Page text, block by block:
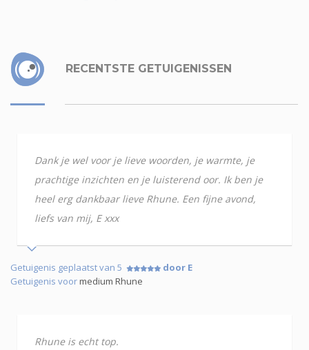
RECENTSTE GETUIGENISSEN
Dank je wel voor je lieve woorden, je warmte, je
prachtige inzichten en je luisterend oor. Ik ben je
heel erg dankbaar lieve Rhune. Een fijne avond,
liefs van mij, E xxx
Getuigenis geplaatst van 5
door E
Getuigenis voormedium Rhune
Rhune is echt top.